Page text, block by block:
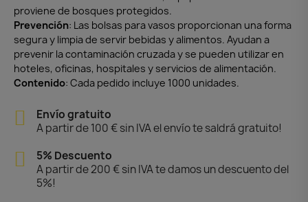
proviene de bosques protegidos.
Prevención: Las bolsas para vasos proporcionan una forma
segura y limpia de servir bebidas y alimentos. Ayudan a
prevenir la contaminación cruzada y se pueden utilizar en
hoteles, oficinas, hospitales y servicios de alimentación.
Contenido: Cada pedido incluye 1000 unidades.
Envío gratuito
A partir de 100 € sin IVA el envío te saldrá gratuito!
5% Descuento
A partir de 200 € sin IVA te damos un descuento del
5%!